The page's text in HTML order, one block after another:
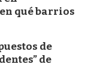
qué barrios
de
de